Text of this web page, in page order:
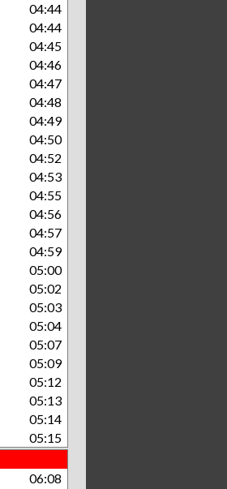
04:44
04:44
04:45
04:46
04:47
04:48
04:49
04:50
04:52
04:53
04:55
04:56
04:57
04:59
05:00
05:02
05:03
05:04
05:07
05:09
05:12
05:13
05:14
05:15
06:08